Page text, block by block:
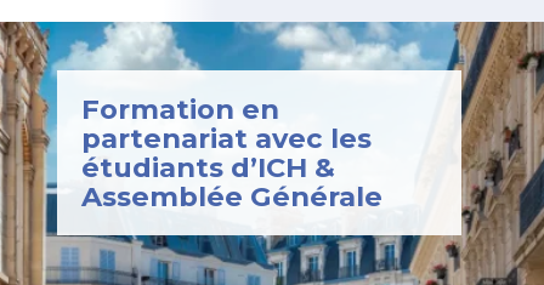
Formation en
partenariat avec les
étudiants d’ICH &
Assemblée Générale